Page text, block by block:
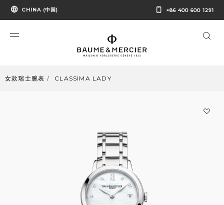
CHINA (中国) +86 400 600 1291
女款瑞士腕表 CLASSIMA LADY